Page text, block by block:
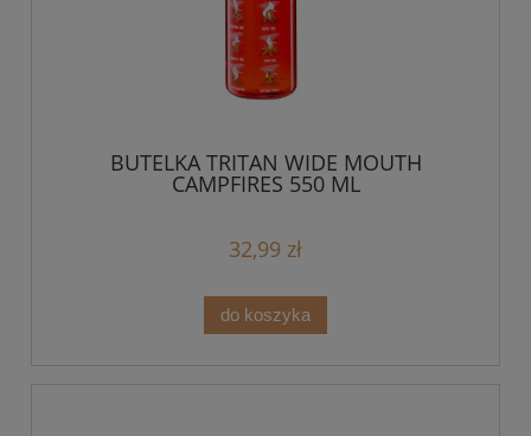
BUTELKA TRITAN WIDE MOUTH
CAMPFIRES 550 ML
32,99 zł
do koszyka